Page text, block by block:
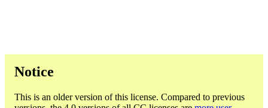
Notice
This is an older version of this license. Compared to previous